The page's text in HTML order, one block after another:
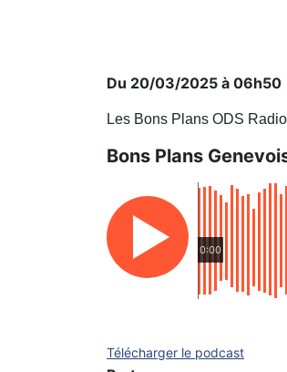
Du 20/03/2025 à 06h50
Les Bons Plans ODS
Bons Plans
0:00
Télécharger le podcast